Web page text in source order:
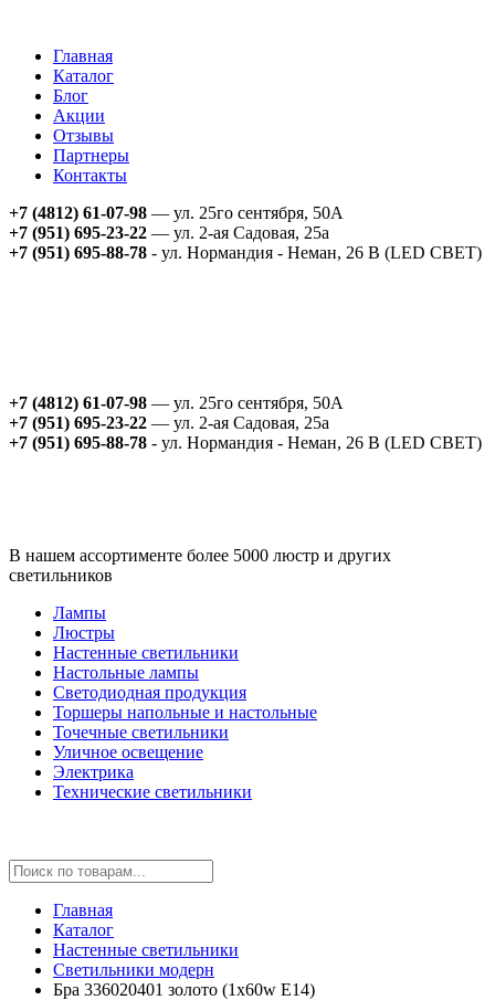
Главная
Каталог
Блог
Акции
Отзывы
Партнеры
Контакты
+7 (4812) 61-07-98 — ул. 25го сентября, 50А
+7 (951) 695-23-22 — ул. 2-ая Садовая, 25а
+7 (951) 695-88-78 - ул. Нормандия - Неман, 26 В (LED СВЕТ)
+7 (4812) 61-07-98 — ул. 25го сентября, 50А
+7 (951) 695-23-22 — ул. 2-ая Садовая, 25а
+7 (951) 695-88-78 - ул. Нормандия - Неман, 26 В (LED СВЕТ)
В нашем ассортименте более 5000 люстр и других
светильников
Лампы
Люстры
Настенные светильники
Настольные лампы
Светодиодная продукция
Торшеры напольные и настольные
Точечные светильники
Уличное освещение
Электрика
Технические светильники
Главная
Каталог
Настенные светильники
Светильники модерн
Бра 336020401 золото (1x60w E14)